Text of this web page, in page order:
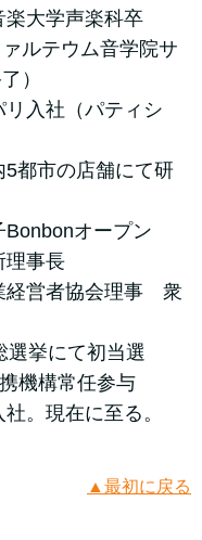
大学声楽科卒
ルテウム音学院サ
）
入社（パティシ
都市の店舗にて研
オープン
理事長
経営者協会理事 衆
挙にて初当選
機構常任参与
。現在に至る。
▲最初に戻る